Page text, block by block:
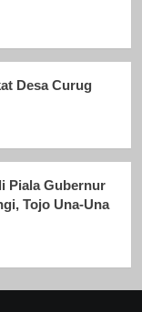
Desa Curug
Piala Gubernur
Tojo Una-Una